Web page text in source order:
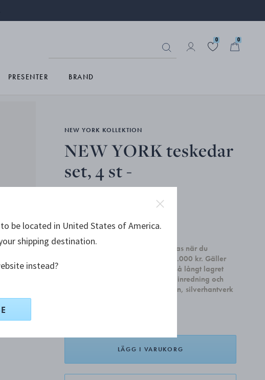
0 0
PRESENTER BRAND
NEW YORK KOLLEKTION
NEW YORK teskedar
set, 4 st -
Få ett set med två Sky Cocktail glas när du
handlar heminredning för minst 4.000 kr. Gäller
till och med den 31 august, eller så långt lagret
räcker. Kampanjen gäller all heminredning och
kan inte kombineras med smycken, silverhantverk
LÄGG I VARUKORG
be located in United States of America.
shipping destination.
instead?